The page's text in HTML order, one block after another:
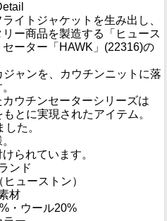
イトジャケットを生み出し、
ー商品を製造する「ヒュース
ーター「HAWK」(22316)の
ャンを、カウチンニットに落
ウチンセーターシリーズは
とに実現されたアイテム。
た。
られています。
ンド
ューストン）
材
・ウール20%